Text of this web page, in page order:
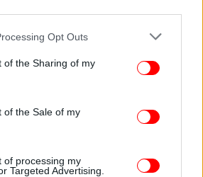
app uses one or more Google
or usage behaviour. You may click to
to Google and its third-party tags to
specified purposes in below Google
Opt Outs
of the Sharing of my
of the Sale of my
of processing my
Targeted Advertising.